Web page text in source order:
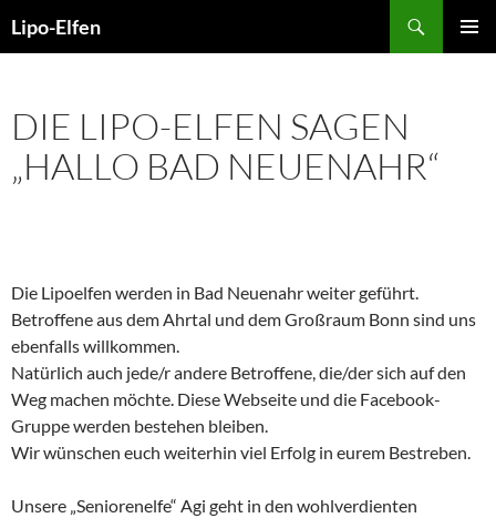
Inhalt
Lipo-Elfen
DIE LIPO-ELFEN SAGEN
„HALLO BAD NEUENAHR“
Die Lipoelfen werden in Bad Neuenahr weiter geführt.
Betroffene aus dem Ahrtal und dem Großraum Bonn sind uns
ebenfalls willkommen.
Natürlich auch jede/r andere Betroffene, die/der sich auf den
Weg machen möchte. Diese Webseite und die Facebook-
Gruppe werden bestehen bleiben.
Wir wünschen euch weiterhin viel Erfolg in eurem Bestreben.
Unsere „Seniorenelfe“ Agi geht in den wohlverdienten